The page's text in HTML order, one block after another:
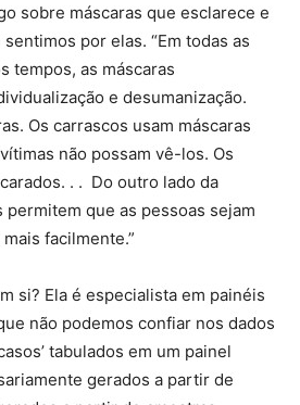
sobre máscaras que esclarece e
por elas. “Em todas as
tempos, as máscaras
e desumanização.
Os carrascos usam máscaras
não possam vê-los. Os
. . Do outro lado da
permitem que as pessoas sejam
facilmente.”
si? Ela é especialista em painéis
não podemos confiar nos dados
tabulados em um painel
gerados a partir de